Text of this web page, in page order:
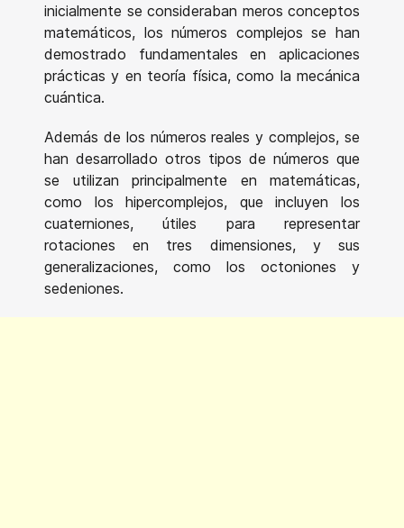
inicialmente se consideraban meros conceptos
matemáticos, los números complejos se han
demostrado fundamentales en aplicaciones
prácticas y en teoría física, como la mecánica
cuántica.
Además de los números reales y complejos, se
han desarrollado otros tipos de números que
se utilizan principalmente en matemáticas,
como los hipercomplejos, que incluyen los
cuaterniones, útiles para representar
rotaciones en tres dimensiones, y sus
generalizaciones, como los octoniones y
sedeniones.